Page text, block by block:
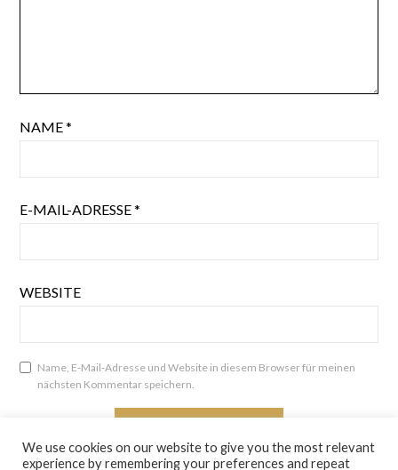
NAME*
E-MAIL-ADRESSE*
WEBSITE
Name, E-Mail-Adresse und Website in diesem Browser für meinen
nächsten Kommentar speichern.
We use cookies on our website to give you the most relevant
experience by remembering your preferences and repeat